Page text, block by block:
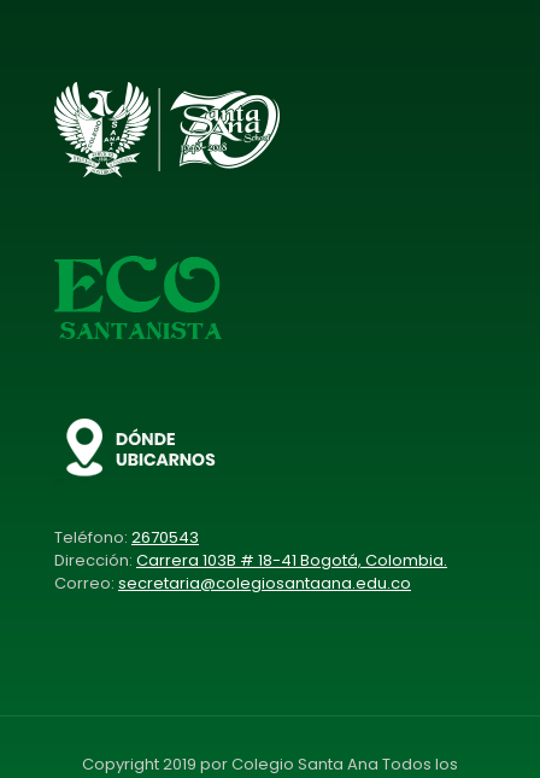
Teléfono: 2670543
Dirección: Carrera 103B # 18-41 Bogotá, Colombia.
Correo: secretaria@colegiosantaana.edu.co
Copyright 2019 por Colegio Santa Ana Todos los